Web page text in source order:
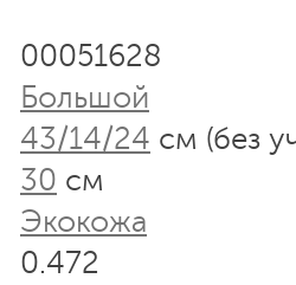
00051628
Большой
43/14/24 см (без
30 см
Экокожа
0.472